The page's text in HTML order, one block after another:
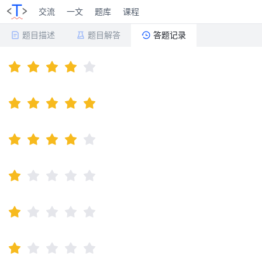
交流 一文 题库 课程
题目描述 题目解答 答题记录